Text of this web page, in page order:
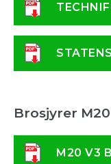
Brosjyrer
M20 V3